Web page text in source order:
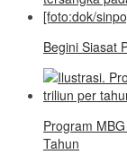
Begini Siasat
Program
Tahun